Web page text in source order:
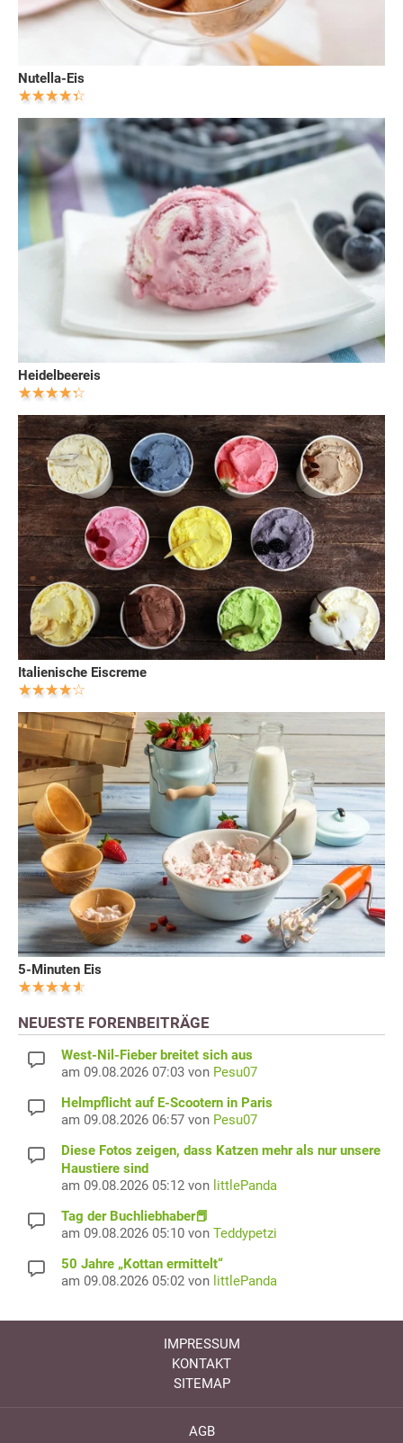
Nutella-Eis
Heidelbeereis
Italienische Eiscreme
5-Minuten Eis
NEUESTE FORENBEITRÄGE
West-Nil-Fieber breitet sich aus
am 09.08.2026 07:03 von Pesu07
Helmpflicht auf E-Scootern in Paris
am 09.08.2026 06:57 von Pesu07
Diese Fotos zeigen, dass Katzen mehr als nur unsere
Haustiere sind
am 09.08.2026 05:12 von littlePanda
Tag der Buchliebhaber📕
am 09.08.2026 05:10 von Teddypetzi
50 Jahre „Kottan ermittelt“
am 09.08.2026 05:02 von littlePanda
IMPRESSUM
KONTAKT
SITEMAP
AGB